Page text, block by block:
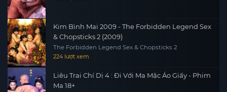
Kim Bình Mai 2009 - The Forbidden Legend Sex
& Chopsticks 2 (2009)
The Forbidden Legend Sex & Chopsticks 2
224 lượt xem
Liêu Trai Chí Dị 4 : Đi Với Ma Mặc Áo Giấy - Phim
Ma 18+